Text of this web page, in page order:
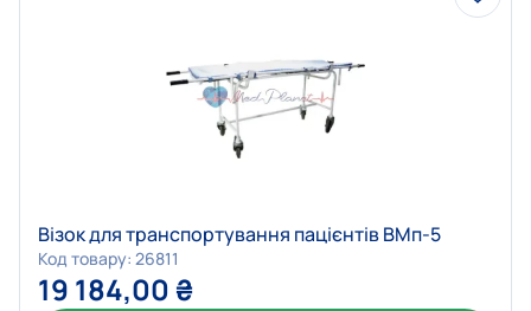
Візок для транспортування пацієнтів ВМп-5
Код товару: 26811
19 184,00 ₴